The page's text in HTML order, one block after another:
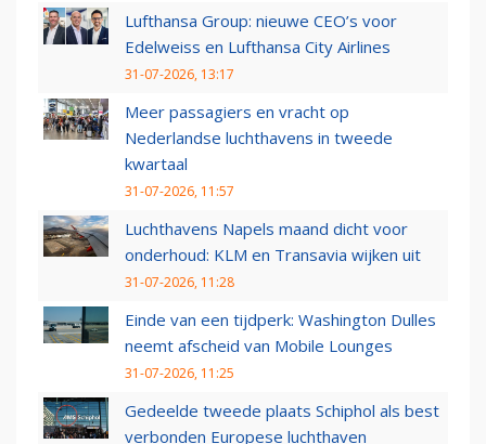
Lufthansa Group: nieuwe CEO’s voor
Edelweiss en Lufthansa City Airlines
31-07-2026, 13:17
Meer passagiers en vracht op
Nederlandse luchthavens in tweede
kwartaal
31-07-2026, 11:57
Luchthavens Napels maand dicht voor
onderhoud: KLM en Transavia wijken uit
31-07-2026, 11:28
Einde van een tijdperk: Washington Dulles
neemt afscheid van Mobile Lounges
31-07-2026, 11:25
Gedeelde tweede plaats Schiphol als best
verbonden Europese luchthaven